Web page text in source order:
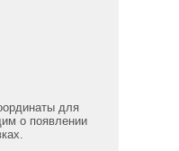
для
о появлении